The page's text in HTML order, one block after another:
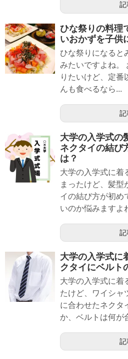
記
ひな祭りの料理
いおかずを子供
ひな祭りになると
みたいですよね。
りたいけど、定番
んも食べるなら...
記
大学の入学式の
ネクタイの結び
は？
大学の入学式に着
まったけど、髪型
イの結び方が初め
いのか悩みますよ
記
大学の入学式に
クタイにベルト
大学の入学式に着
たけど、ワイシャ
に合わせたネクタ
か、ベルトは何が
記